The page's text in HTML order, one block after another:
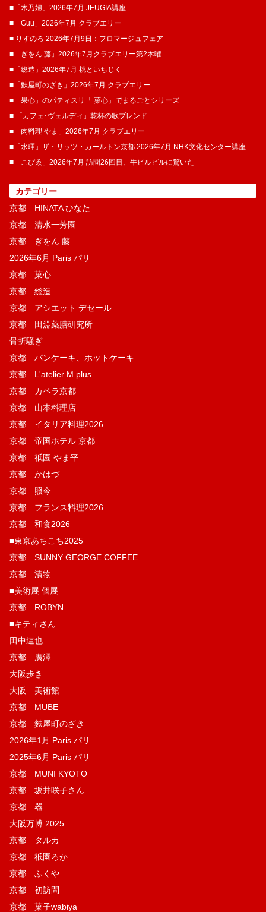
■「木乃婦」2026年7月 JEUGIA講座
■「Guu」2026年7月 クラブエリー
■ りすのろ 2026年7月9日：フロマージュフェア
■「ぎをん 藤」2026年7月クラブエリー第2木曜
■「総造」2026年7月 桃といちじく
■「麩屋町のざき」2026年7月 クラブエリー
■「果心」のパティスリ「 菓​心」でまるごとシリーズ
■ 「カフェ･ヴェルディ」乾杯の歌ブレンド
■「肉料理 やま」2026年7月 クラブエリー
■「水暉」ザ・リッツ・カールトン京都 2026年7月 NHK文化センター講座
■「こぴゑ」2026年7月 訪問26回目、牛ピルピルに驚いた
カテゴリー
京都 HINATA ひなた
京都 清水一芳園
京都 ぎをん 藤
2026年6月 Paris パリ
京都 菓​心
京都 総造
京都 アシエット デセール
京都 田淵薬膳研究所
骨折騒ぎ
京都 パンケーキ、ホットケーキ
京都 L'atelier M plus
京都 カペラ京都
京都 山本料理店
京都 イタリア料理2026
京都 帝国ホテル 京都
京都 祇園 やま平
京都 かはづ
京都 照今
京都 フランス料理2026
京都 和食2026
■東京あちこち2025
京都 SUNNY GEORGE COFFEE
京都 漬物
■美術展 個展
京都 ROBYN
■キティさん
田中達也
京都 廣澤
大阪歩き
大阪 美術館
京都 MUBE
京都 麩屋町のざき
2026年1月 Paris パリ
2025年6月 Paris パリ
京都 MUNI KYOTO
京都 坂井咲子さん
京都 器
大阪万博 2025
京都 タルカ
京都 祇園ろか
京都 ふくや
京都 初訪問
京都 菓子wabiya